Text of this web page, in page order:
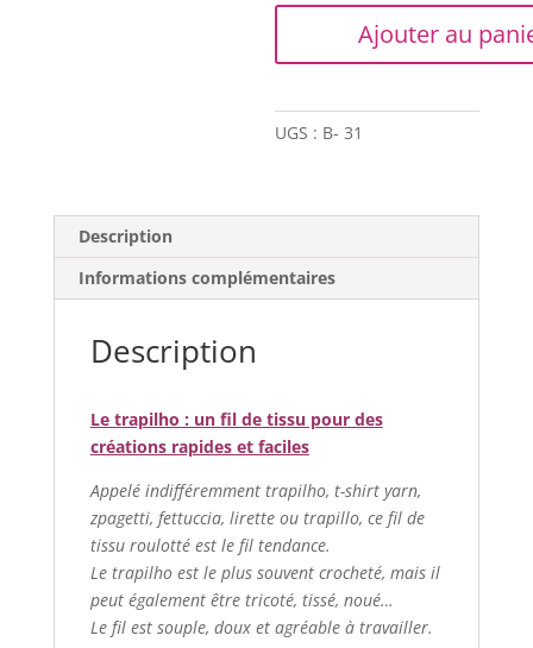
Trapilho
10
-
Rayés
Ajouter au
UGS : B- 31
Description
Informations complémentaires
Description
Le trapilho : un fil de tissu pour des
créations rapides et faciles
Appelé indifféremment trapilho, t-shirt yarn,
zpagetti, fettuccia, lirette ou trapillo, ce fil de
tissu roulotté est le fil tendance.
Le trapilho est le plus souvent crocheté, mais il
peut également être tricoté, tissé, noué…
Le fil est souple, doux et agréable à travailler.